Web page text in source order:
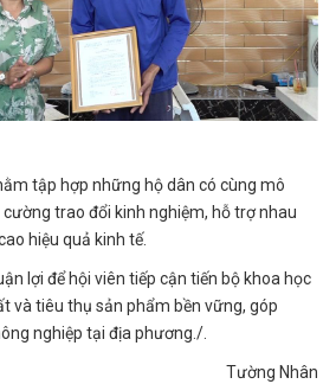
tập hợp những hộ dân có cùng mô
trao đổi kinh nghiệm, hỗ trợ nhau
hiệu quả kinh tế.
lợi để hội viên tiếp cận tiến bộ khoa học
và tiêu thụ sản phẩm bền vững, góp
nghiệp tại địa phương./.
Tường Nhân